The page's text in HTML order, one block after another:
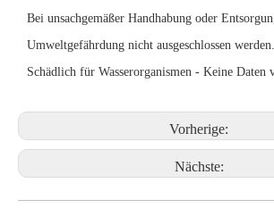
Bei unsachgemäßer Handhabung oder
Umweltgefährdung nicht ausgeschlossen werden.
Schädlich für Wasserorganismen - Keine Daten
Vorherige:
Nächste: